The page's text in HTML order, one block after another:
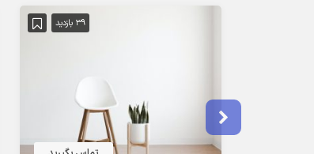
39 بازدید